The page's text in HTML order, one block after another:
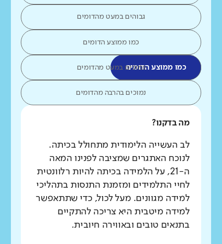
גבוהים במעט מהדומים
כמו ממוצע הדומים
כמו ממוצע הדומיםנמוכים במעט מהדומים
נמוכים בהרבה מהדומים
מה בדקנו?
לב העשייה הלימודית מתחולל בכיתה.
לנוכח האתגרים שמציבה לפנינו המאה
ה-21, על הלמידה בכיתה להיות רלוונטית
לחיי התלמידים ומזמנת התנסות בתהליכי
למידה מגוונים. מעל לכול, כדי שתתאפשר
למידה מיטבית היא צריכה להתקיים
בתנאים טובים ובאווירה חיובית.